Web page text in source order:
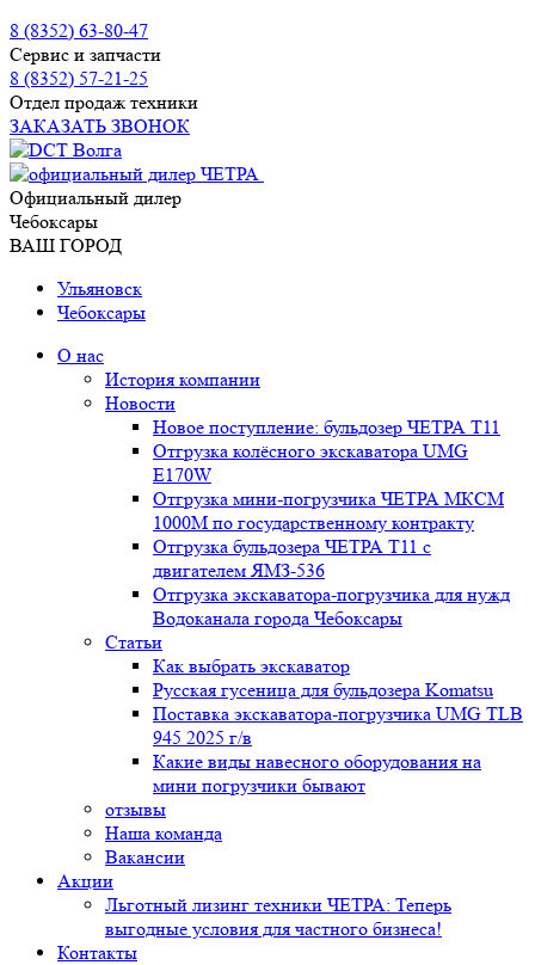
8 (8352) 63-80-47
Сервис и запчасти
8 (8352) 57-21-25
Отдел продаж техники
ЗАКАЗАТЬ ЗВОНОК
Официальный дилер
Чебоксары
ВАШ ГОРОД
Ульяновск
Чебоксары
О нас
История компании
Новости
Новое поступление: бульдозер ЧЕТРА Т11
Отгрузка колёсного экскаватора UMG
E170W
Отгрузка мини-погрузчика ЧЕТРА МКСМ
1000М по государственному контракту
Отгрузка бульдозера ЧЕТРА Т11 с
двигателем ЯМЗ-536
Отгрузка экскаватора-погрузчика для нужд
Водоканала города Чебоксары
Статьи
Как выбрать экскаватор
Русская гусеница для бульдозера Komatsu
Поставка экскаватора-погрузчика UMG TLB
945 2025 г/в
Какие виды навесного оборудования на
мини погрузчики бывают
отзывы
Наша команда
Вакансии
Акции
Льготный лизинг техники ЧЕТРА: Теперь
выгодные условия для частного бизнеса!
Контакты